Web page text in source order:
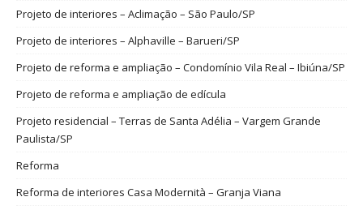
Projeto de interiores – Aclimação – São Paulo/SP
Projeto de interiores – Alphaville – Barueri/SP
Projeto de reforma e ampliação – Condomínio Vila Real – Ibiúna/SP
Projeto de reforma e ampliação de edícula
Projeto residencial – Terras de Santa Adélia – Vargem Grande
Paulista/SP
Reforma
Reforma de interiores Casa Modernità – Granja Viana